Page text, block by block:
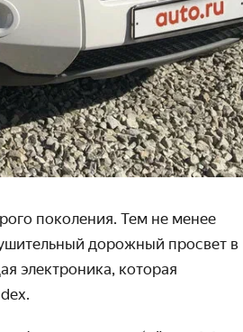
поколения. Тем не менее
дорожный просвет в
электроника, которая